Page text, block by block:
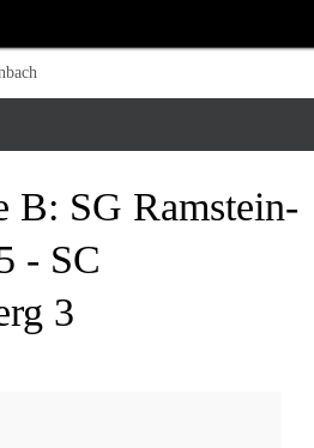
B: SG Ramstein-
- SC
3